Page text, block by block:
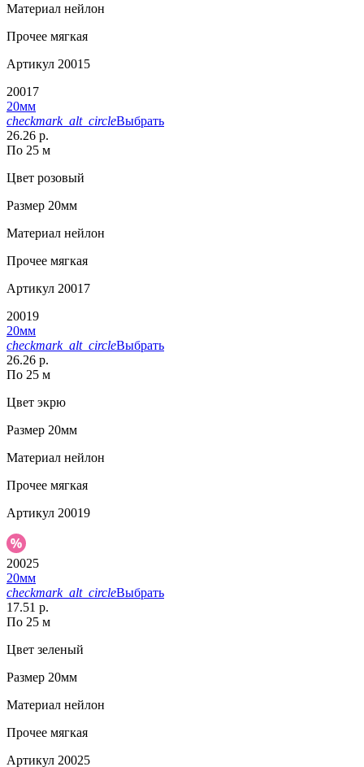
Материал нейлон
Прочее мягкая
Артикул 20015
20017
20мм
checkmark_alt_circleВыбрать
26.26 р.
По 25 м
Цвет розовый
Размер 20мм
Материал нейлон
Прочее мягкая
Артикул 20017
20019
20мм
checkmark_alt_circleВыбрать
26.26 р.
По 25 м
Цвет экрю
Размер 20мм
Материал нейлон
Прочее мягкая
Артикул 20019
20025
20мм
checkmark_alt_circleВыбрать
17.51 р.
По 25 м
Цвет зеленый
Размер 20мм
Материал нейлон
Прочее мягкая
Артикул 20025